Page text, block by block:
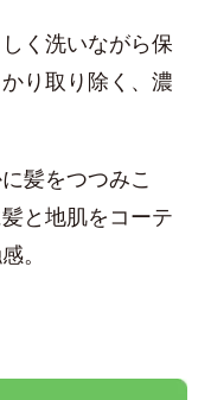
く洗いながら保
り取り除く、濃
髪をつつみこ
と地肌をコーテ
。